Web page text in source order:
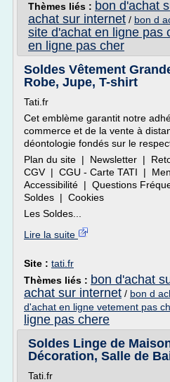
Thèmes liés : bon d'achat
achat sur internet / bon d
site d'achat en ligne pas
en ligne pas cher
Soldes Vêtement
Robe, Jupe, T-shirt
Tati.fr
Cet emblème garantit notre
commerce et de la vente à
déontologie fondés sur le
Plan du site | Newsletter |
CGV | CGU - Carte TATI |
Accessibilité | Questions
Soldes | Cookies
Les Soldes...
Lire la suite
Site : tati.fr
Thèmes liés : bon d'achat
achat sur internet / bon d
d'achat en ligne vetement pas
ligne pas chere
Soldes Linge de
Décoration, Salle de
Tati.fr